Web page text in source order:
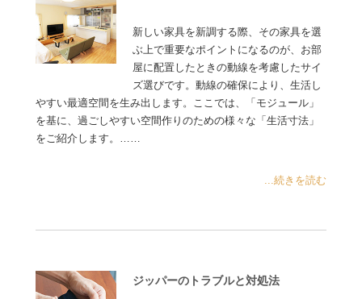
新しい家具を新調する際、その家具を選
ぶ上で重要なポイントになるのが、お部
屋に配置したときの動線を考慮したサイ
ズ選びです。動線の確保により、生活し
やすい最適空間を生み出します。ここでは、「モジュール」
を基に、過ごしやすい空間作りのための様々な「生活寸法」
をご紹介します。……
...続きを読む
ジッパーのトラブルと対処法